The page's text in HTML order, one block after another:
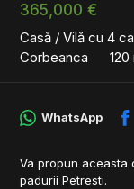
365,000 €
Casă / Vilă cu 4
Corbeanca
120
WhatsApp
Va propun aceasta
padurii Petresti.